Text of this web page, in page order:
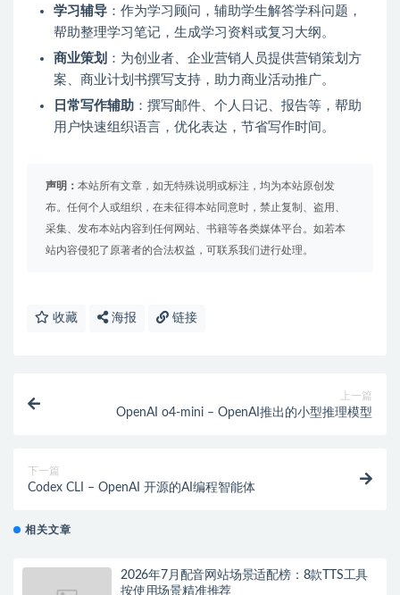
学习辅导 ：作为学习顾问，辅助学生解答学科问题，
帮助整理学习笔记，生成学习资料或复习大纲。
商业策划 ：为创业者、企业营销人员提供营销策划方
案、商业计划书撰写支持，助力商业活动推广。
日常写作辅助 ：撰写邮件、个人日记、报告等，帮助
用户快速组织语言，优化表达，节省写作时间。
声明： 本站所有文章，如无特殊说明或标注，均为本站原创发
布。任何个人或组织，在未征得本站同意时，禁止复制、盗用、
采集、发布本站内容到任何网站、书籍等各类媒体平台。如若本
站内容侵犯了原著者的合法权益，可联系我们进行处理。
收藏 海报 链接
上一篇
OpenAI o4-mini – OpenAI推出的小型推理模型
下一篇
Codex CLI – OpenAI 开源的AI编程智能体
相关文章
2026年7月配音网站场景适配榜：8款TTS工具
按使用场景精准推荐